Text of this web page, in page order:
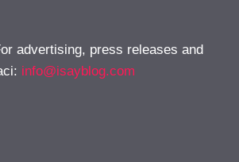
advertising, press releases and
: info@isayblog.com